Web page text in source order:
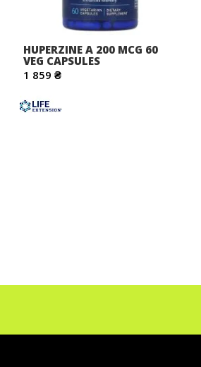
HUPERZINE A 200 MCG 60
VEG CAPSULES
1 859 ₴